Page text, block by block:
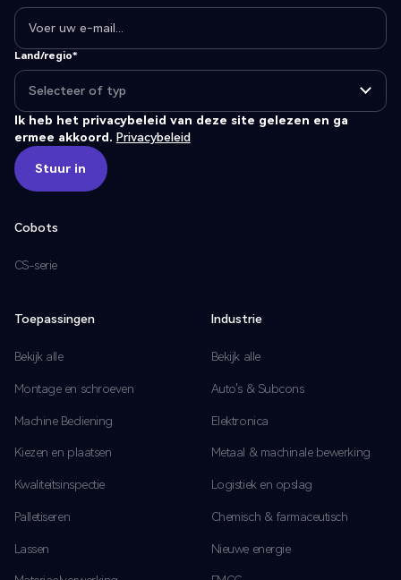
Land/regio*
Ik heb het privacybeleid van deze site gelezen en ga
ermee akkoord. Privacybeleid
Stuur in
Stuur in
Cobots
CS-serie
Toepassingen
Bekijk alle
Montage en schroeven
Machine Bediening
Kiezen en plaatsen
Kwaliteitsinspectie
Palletiseren
Lassen
Industrie
Bekijk alle
Auto's & Subcons
Elektronica
Metaal & machinale bewerking
Logistiek en opslag
Chemisch & farmaceutisch
Nieuwe energie